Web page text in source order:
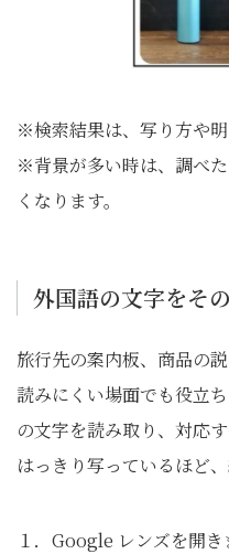
※検索結果は、写り方や明
※背景が多い時は、調べ
くなります。
外国語の文字をそ
旅行先の案内板、商品の
読みにくい場面でも役立
の文字を読み取り、対応
はっきり写っているほど
１．Google レンズを開き